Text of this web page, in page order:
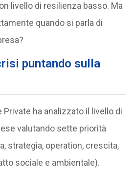
livello di resilienza basso. Ma
quando si parla di
puntando sulla
Private ha analizzato il livello di
valutando sette priorità
strategia, operation, crescita,
sociale e ambientale).